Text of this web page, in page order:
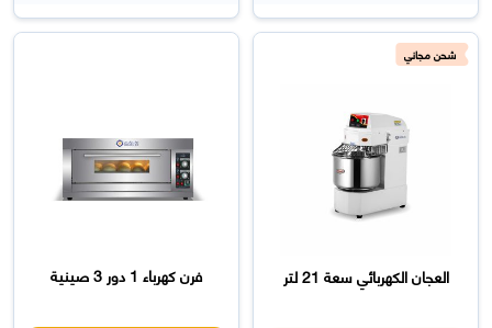
شحن مجاني
العجان الكهربائي سعة 21 لتر فرن كهرباء 1 دور 3 صينية